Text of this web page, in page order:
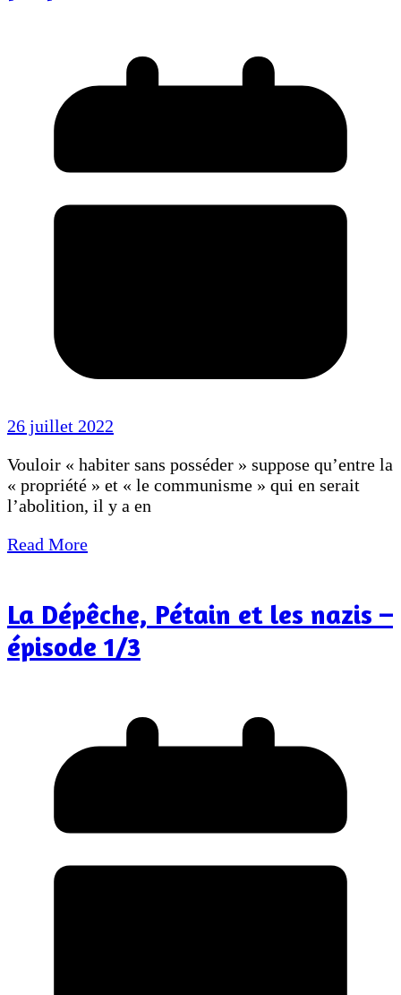
26 juillet 2022
Vouloir « habiter sans posséder » suppose qu’entre la
« propriété » et « le communisme » qui en serait
l’abolition, il y a en
Read More
La Dépêche, Pétain et les nazis –
épisode 1/3